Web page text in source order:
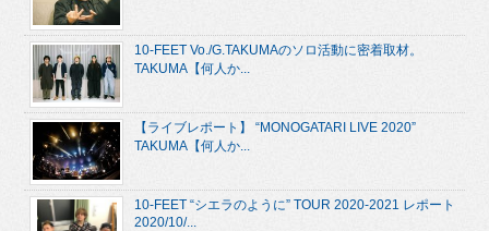
10-FEET Vo./G.TAKUMAのソロ活動に密着取材。
TAKUMA【何人か...
【ライブレポート】 “MONOGATARI LIVE 2020”
TAKUMA【何人か...
10-FEET “シエラのように” TOUR 2020-2021 レポート
2020/10/...